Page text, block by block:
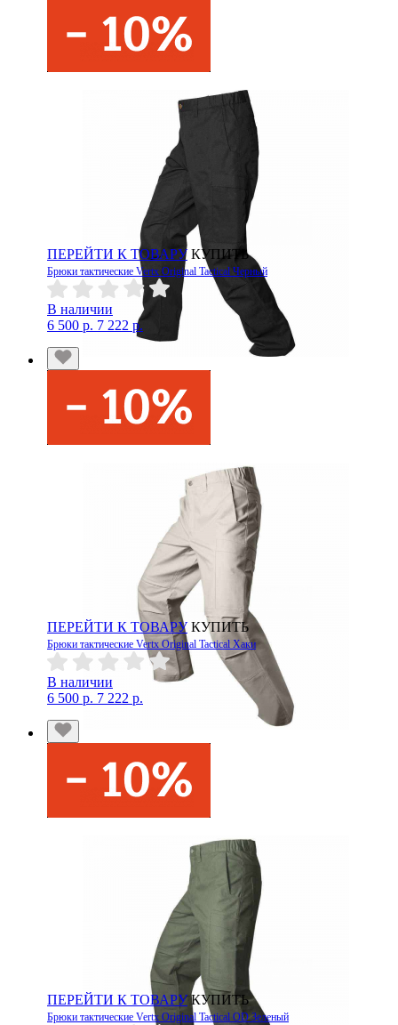
ПЕРЕЙТИ К ТОВАРУ КУПИТЬ
Брюки тактические Vertx Original Tactical Черный
В наличии
6 500 р. 7 222 р.
ПЕРЕЙТИ К ТОВАРУ КУПИТЬ
Брюки тактические Vertx Original Tactical Хаки
В наличии
6 500 р. 7 222 р.
ПЕРЕЙТИ К ТОВАРУ КУПИТЬ
Брюки тактические Vertx Original Tactical OD Зеленый